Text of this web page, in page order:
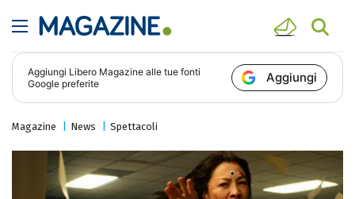
Aggiungi Libero Magazine alle tue fonti
Google preferite
Aggiungi
Magazine News Spettacoli